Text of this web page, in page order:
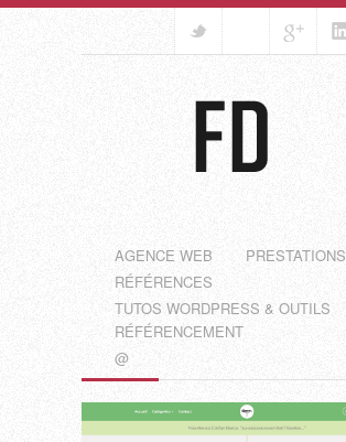
AGENCE WEB
PRESTATIONS
RÉFÉRENCES
TUTOS WORDPRESS & OUTILS
RÉFÉRENCEMENT
@